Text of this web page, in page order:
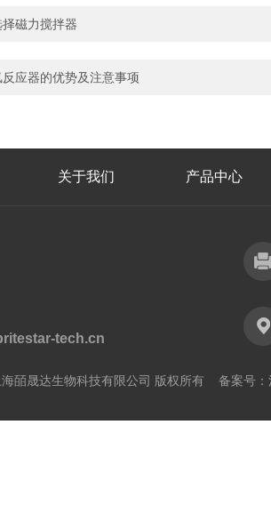
磁力搅拌器
应器的优势及注意事项
关于我们 产品中心
tech.cn
皕晟达生物科技有限公司 版权所有 备案号